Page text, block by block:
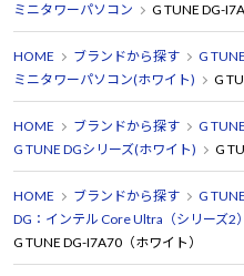
ミニタワーパソコン
G TUNE DG-
HOME ブランドから探す G TUNE
ミニタワーパソコン(ホワイト)
G
HOME ブランドから探す G TUNE
G TUNE DGシリーズ(ホワイト)
G
HOME ブランドから探す G TUNE
DG：インテル Core Ultra（シリーズ2
G TUNE DG-I7A70（ホワイト）